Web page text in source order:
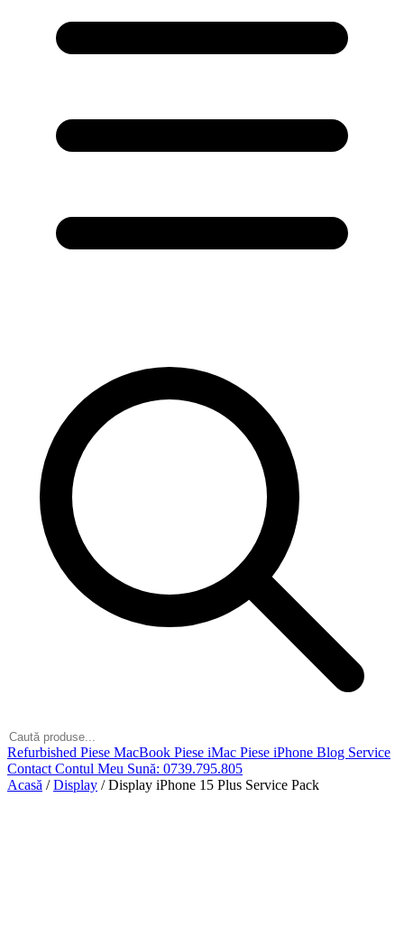
Refurbished Piese MacBook Piese iMac Piese iPhone Blog Service
Contact Contul Meu Sună: 0739.795.805
Acasă / Display / Display iPhone 15 Plus Service Pack